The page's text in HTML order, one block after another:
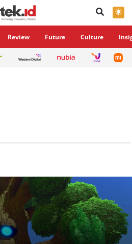
×
Review Future Culture